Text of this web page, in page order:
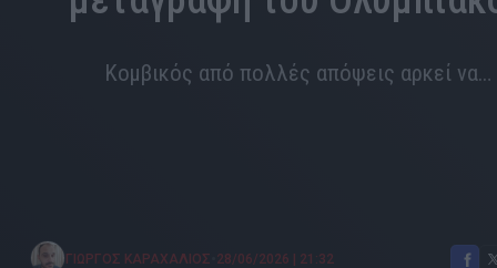
Κομβικός από πολλές απόψεις αρκεί να…
ΓΙΩΡΓΟΣ ΚΑΡΑΧΑΛΙΟΣ 28/06/2026 | 21:32